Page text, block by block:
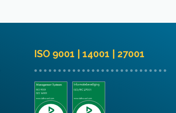
ISO 9001 | 14001 | 27001